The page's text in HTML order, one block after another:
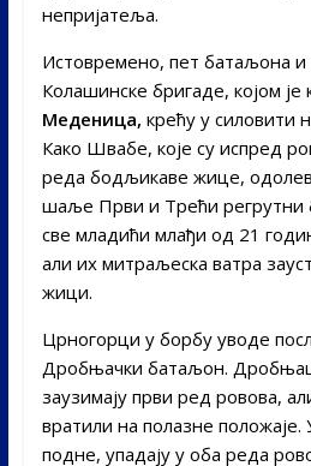
непријатеља.
Истовремено, пет батаљона и
Колашинске бригаде, којом је
Меденица, крећу у силовити
Како Швабе, које су испред
реда бодљикаве жице,
шаље Први и Трећи регрутни
све младићи млађи од 21
али их митраљеска ватра
жици.
Црногорци у борбу уводе
Дробњачки батаљон.
заузимају први ред ровова,
вратили на полазне
подне, упадају у оба реда